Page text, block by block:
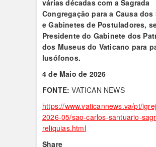
várias décadas com a Sagrada
Congregação para a Causa dos
e Gabinetes de Postuladores,
Presidente do Gabinete dos
dos Museus do Vaticano para
lusófonos.
4 de Maio de 2026
FONTE:VATICAN NEWS
https://www.vaticannews.va/pt/
2026-05/sao-carlos-santuario-
reliquias.html
Share